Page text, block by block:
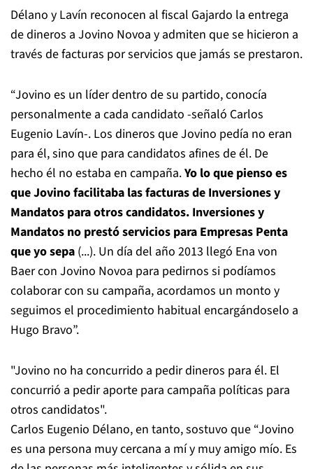
Délano y Lavín reconocen al fiscal Gajardo la entrega
de dineros a Jovino Novoa y admiten que se hicieron a
través de facturas por servicios que jamás se prestaron.
“Jovino es un líder dentro de su partido, conocía
personalmente a cada candidato -señaló Carlos
Eugenio Lavín-. Los dineros que Jovino pedía no eran
para él, sino que para candidatos afines de él. De
hecho él no estaba en campaña.Yo lo que pienso es
que Jovino facilitaba las facturas de Inversiones y
Mandatos para otros candidatos. Inversiones y
Mandatos no prestó servicios para Empresas Penta
que yo sepa (...). Un día del año 2013 llegó Ena von
Baer con Jovino Novoa para pedirnos si podíamos
colaborar con su campaña, acordamos un monto y
seguimos el procedimiento habitual encargándoselo a
Hugo Bravo”.
"Jovino no ha concurrido a pedir dineros para él. El
concurrió a pedir aporte para campaña políticas para
otros candidatos".
Carlos Eugenio Délano, en tanto, sostuvo que “Jovino
es una persona muy cercana a mí y muy amigo mío. Es